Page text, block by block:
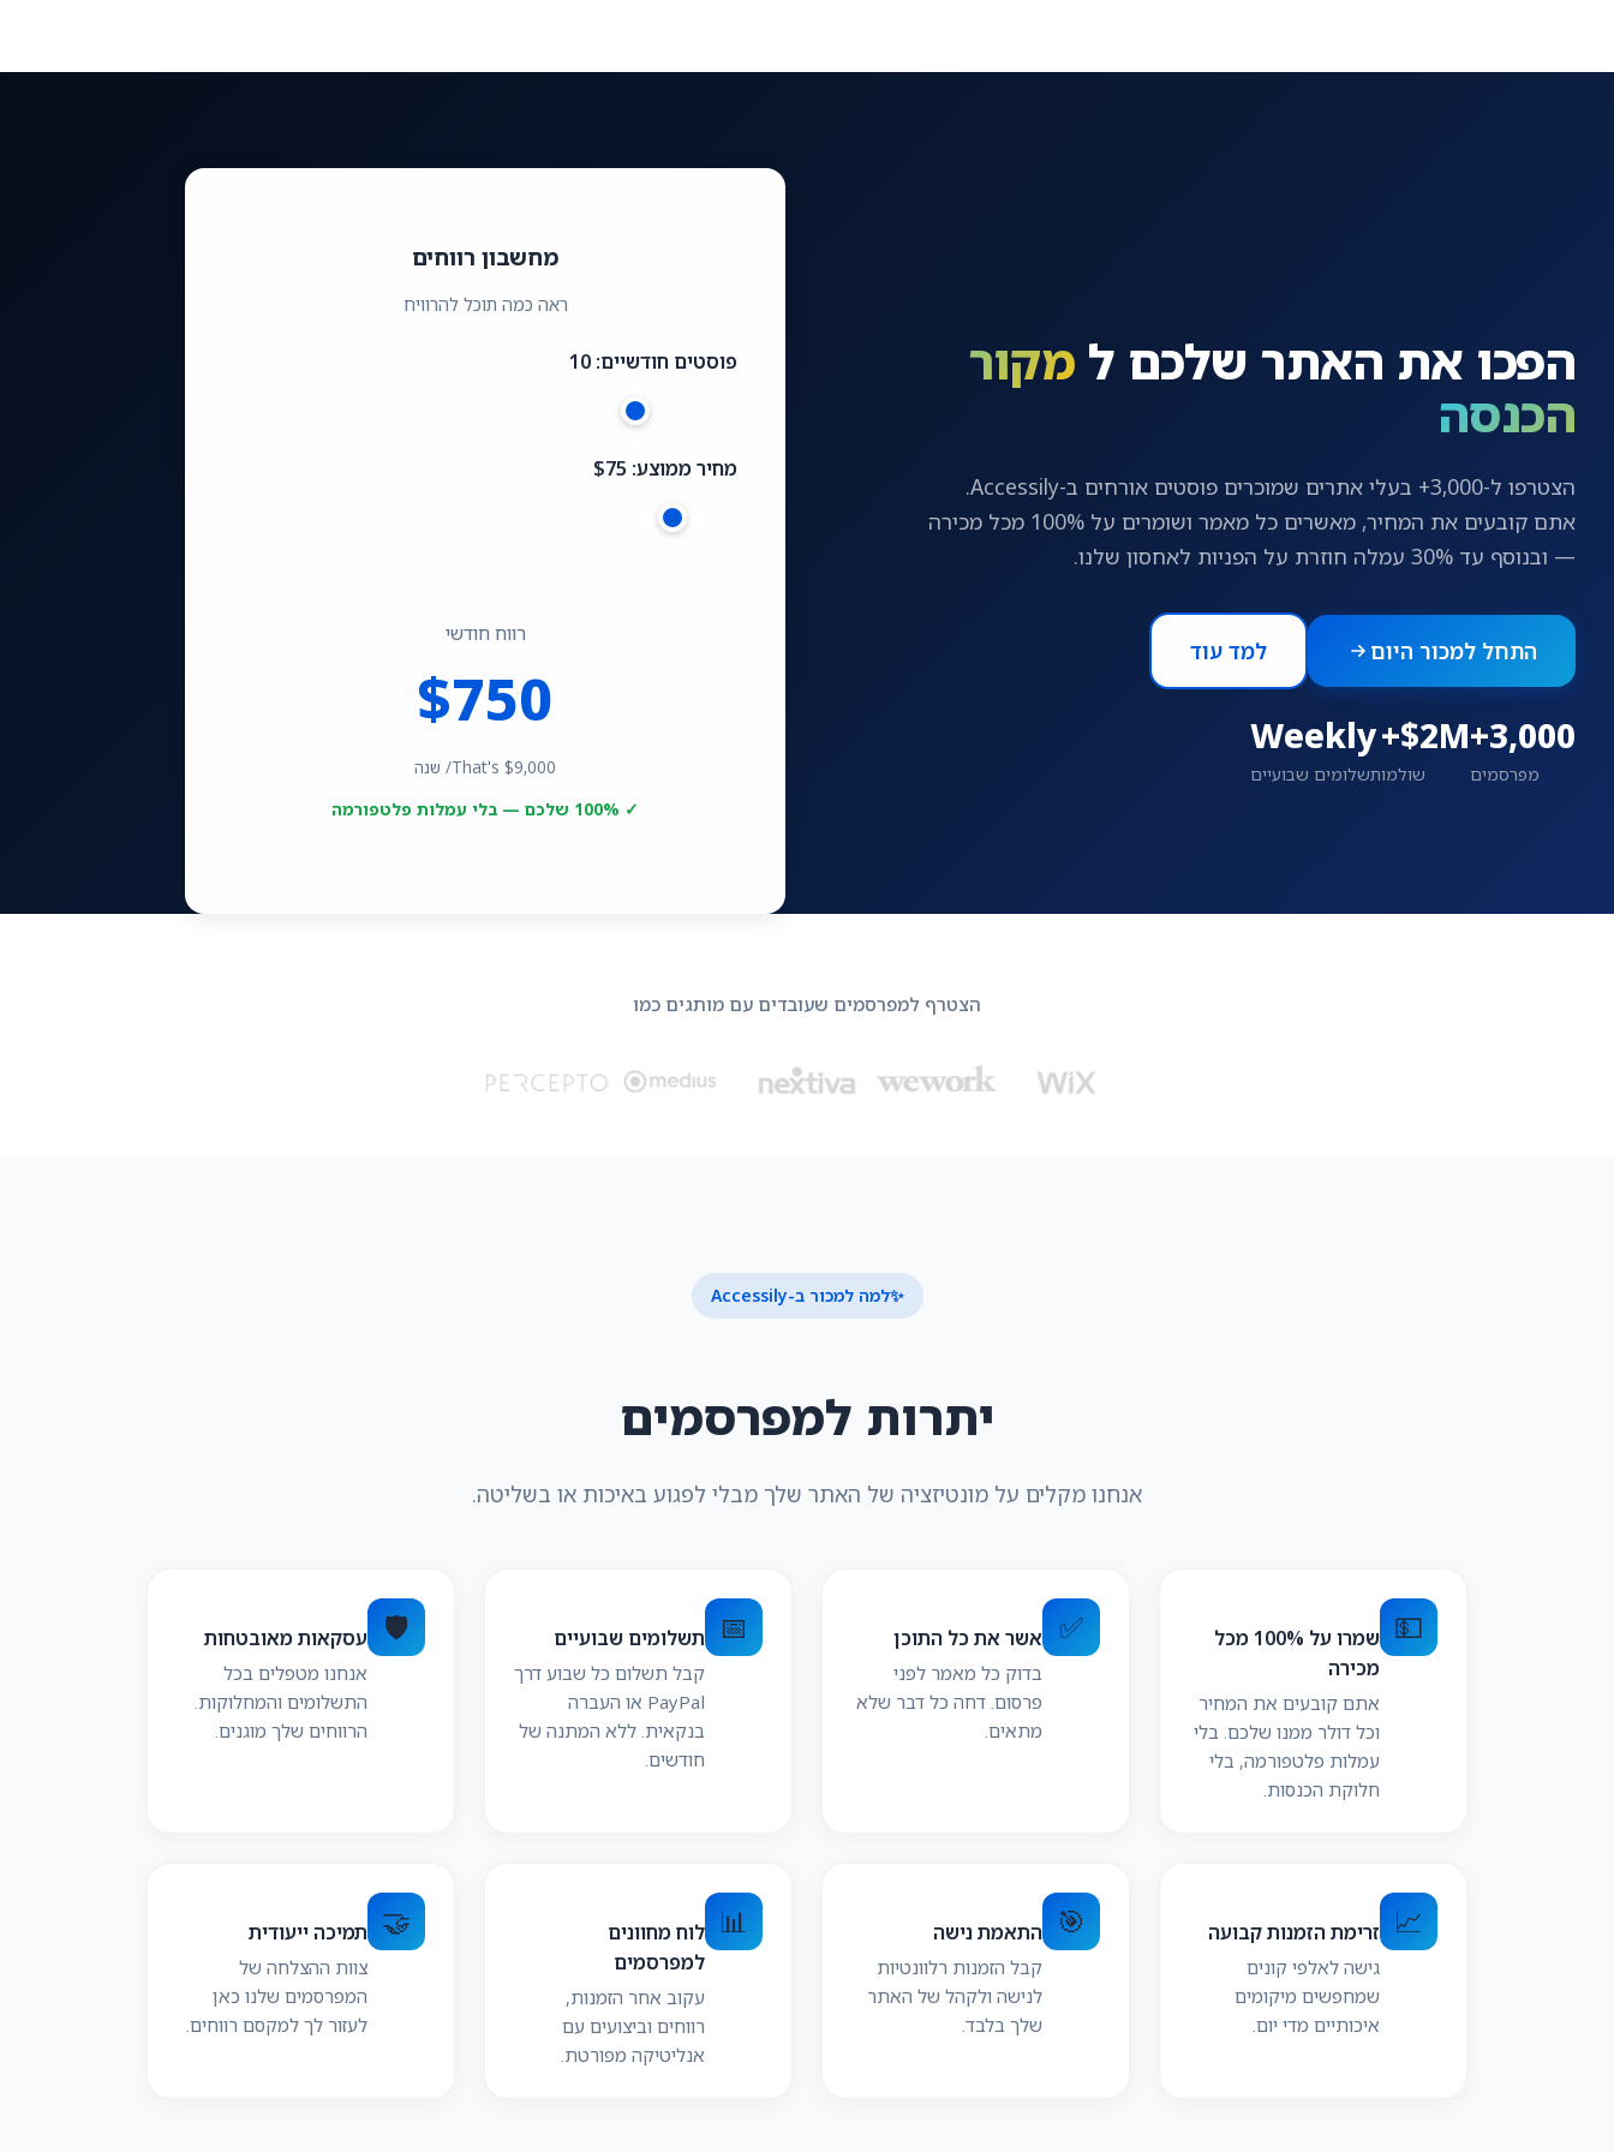
הפכו את האתר שלכם ל מקור
הכנסה
הצטרפו ל-3,000+ בעלי אתרים שמוכרים פוסטים אורחים ב-Accessily.
אתם קובעים את המחיר, מאשרים כל מאמר ושומרים על 100% מכל מכירה
— ובנוסף עד 30% עמלה חוזרת על הפניות לאחסון שלנו.
התחל למכור היום למד עוד
3,000+
מפרסמים
$2M+
שולמו
Weekly
תשלומים שבועיים
מחשבון רווחים
ראה כמה תוכל להרוויח
פוסטים חודשיים: 10
מחיר ממוצע: 75
רווח חודשי
$750
That's $9,000
/ שנה
✓ 100% שלכם — בלי עמלות פלטפורמה
הצטרף למפרסמים שעובדים עם מותגים כמו
✨למה למכור ב-Accessily
יתרות למפרסמים
אנחנו מקלים על מונטיזציה של האתר שלך מבלי לפגוע באיכות או בשליטה.
💵
שמרו על 100% מכל
מכירה
אתם קובעים את המחיר
וכל דולר ממנו שלכם. בלי
עמלות פלטפורמה, בלי
חלוקת הכנסות.
✅ אשר את כל התוכן
בדוק כל מאמר לפני
פרסום. דחה כל דבר שלא
מתאים.
📅 תשלומים שבועיים
קבל תשלום כל שבוע דרך
PayPal או העברה
בנקאית. ללא המתנה של
חודשים.
🛡️ עסקאות מאובטחות
אנחנו מטפלים בכל
התשלומים והמחלוקות.
הרווחים שלך מוגנים.
📈 זרימת הזמנות קבועה
גישה לאלפי קונים
שמחפשים מיקומים
איכותיים מדי יום.
🎯 התאמת נישה
קבל הזמנות רלוונטיות
לנישה ולקהל של האתר
שלך בלבד.
📊
לוח מחוונים
למפרסמים
עקוב אחר הזמנות,
רווחים וביצועים עם
אנליטיקה מפורטת.
🤝 תמיכה ייעודית
צוות ההצלחה של
המפרסמים שלנו כאן
לעזור לך למקסם רווחים.